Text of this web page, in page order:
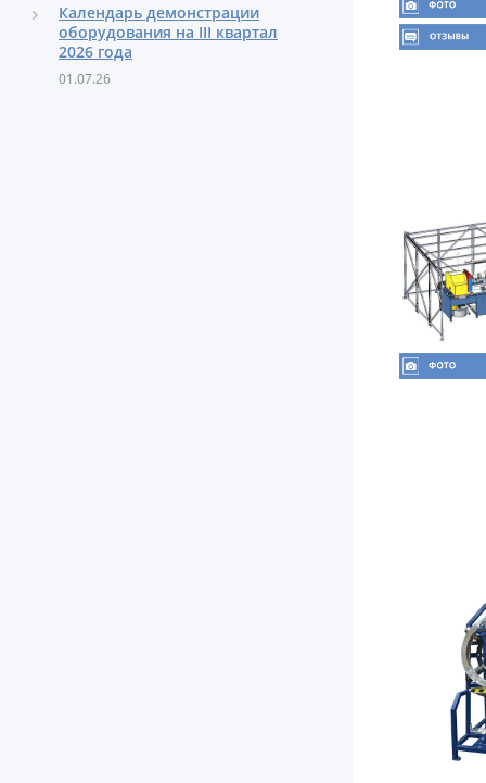
Календарь демонстрации
оборудования на III квартал
2026 года
01.07.26